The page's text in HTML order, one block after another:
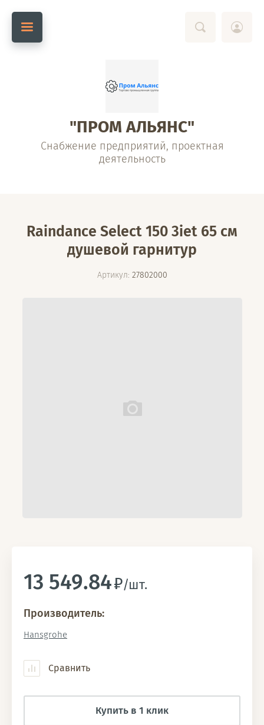
"ПРОМ АЛЬЯНС"
Снабжение предприятий, проектная
деятельность
Raindance Select 150 3iet 65 см
душевой гарнитур
Артикул: 27802000
13 549.84 /шт.
Производитель:
Hansgrohe
Сравнить
Купить в 1 клик